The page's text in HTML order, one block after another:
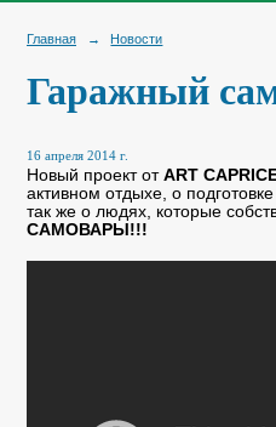
Главная → Новости
Гаражный
16 апреля 2014 г.
Новый проект от ART
активном отдыхе, о
так же о людях, которые
САМОВАРЫ!!!